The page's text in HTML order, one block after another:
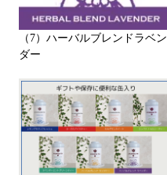
（7）ハーバルブレンドラベン
ダー